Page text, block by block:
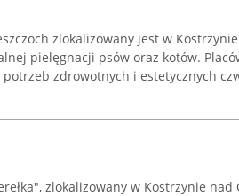
zlokalizowany jest w
pielęgnacji psów oraz kotów.
zdrowotnych i estetycznych
zlokalizowany w Kostrzynie